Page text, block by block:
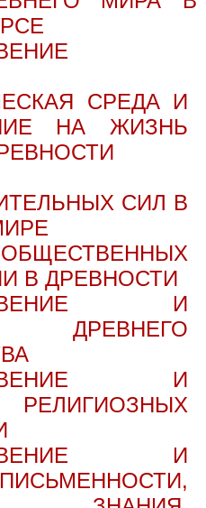
СРЕДА И
НА ЖИЗНЬ
СИЛ В
В ДРЕВНОСТИ
И
ДРЕВНЕГО
И
РЕЛИГИОЗНЫХ
И